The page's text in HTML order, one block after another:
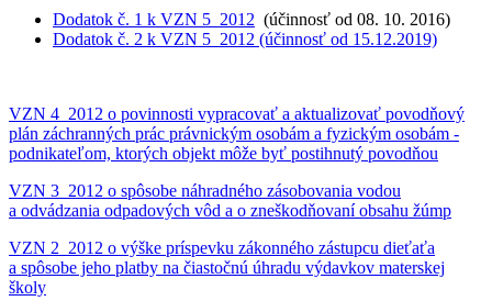
Dodatok č. 1 k VZN 5_2012 (účinnosť od 08. 10. 2016)
Dodatok č. 2 k VZN 5_2012 (účinnosť od 15.12.2019)
VZN 4_2012 o povinnosti vypracovať a aktualizovať povodňový
plán záchranných prác právnickým osobám a fyzickým osobám -
podnikateľom, ktorých objekt môže byť postihnutý povodňou
VZN 3_2012 o spôsobe náhradného zásobovania vodou
a odvádzania odpadových vôd a o zneškodňovaní obsahu žúmp
VZN 2_2012 o výške príspevku zákonného zástupcu dieťaťa
a spôsobe jeho platby na čiastočnú úhradu výdavkov materskej
školy